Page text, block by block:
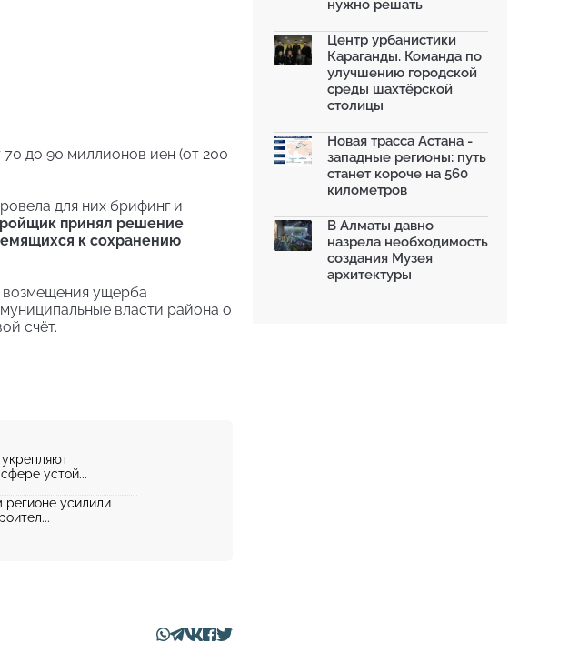
до 90 миллионов иен (от 200
для них брифинг и
принял решение
к сохранению
ущерба
власти района о
счёт.
устой...
регионе усилили
На общественных слушаниях
30.06.2026
На слушаниях по корректировке
СЭО Генплана Алматы...
30.06.2026
Таразе станет экопарком...
22.06.2026
нужно решать
Центр урбанистики
Караганды. Команда по
улучшению городской
среды шахтёрской
столицы
Новая трасса Астана -
западные регионы: путь
станет короче на 560
километров
В Алматы давно
назрела необходимость
создания Музея
архитектуры